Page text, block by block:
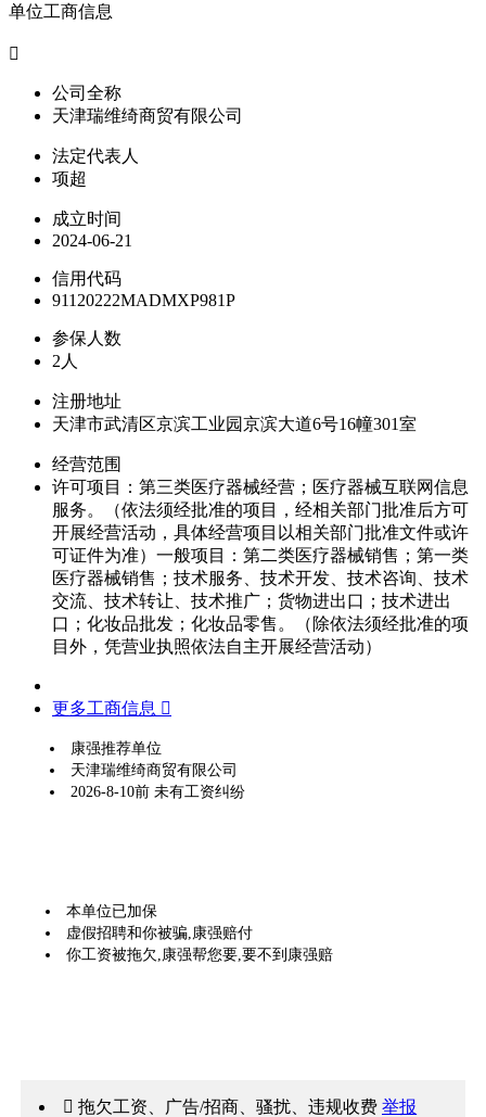
单位工商信息

公司全称
天津瑞维绮商贸有限公司
法定代表人
项超
成立时间
2024-06-21
信用代码
91120222MADMXP981P
参保人数
2人
注册地址
天津市武清区京滨工业园京滨大道6号16幢301室
经营范围
许可项目：第三类医疗器械经营；医疗器械互联网信息
服务。（依法须经批准的项目，经相关部门批准后方可
开展经营活动，具体经营项目以相关部门批准文件或许
可证件为准）一般项目：第二类医疗器械销售；第一类
医疗器械销售；技术服务、技术开发、技术咨询、技术
交流、技术转让、技术推广；货物进出口；技术进出
口；化妆品批发；化妆品零售。（除依法须经批准的项
目外，凭营业执照依法自主开展经营活动）
更多工商信息 
康强推荐单位
天津瑞维绮商贸有限公司
2026-8-10前 未有工资纠纷
本单位已加保
虚假招聘和你被骗,康强赔付
你工资被拖欠,康强帮您要,要不到康强赔
 拖欠工资、广告/招商、骚扰、违规收费举报